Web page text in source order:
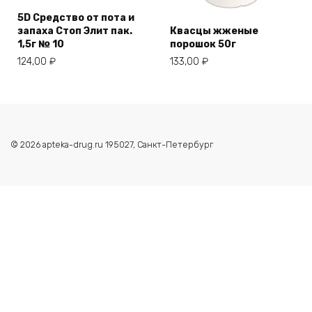
5D Cредство от пота и
запаха Стоп Элит пак.
1,5г № 10
124,00 ₽
Квасцы жженые
порошок 50г
133,00 ₽
© 2026 apteka-drug.ru 195027, Санкт-Петербург